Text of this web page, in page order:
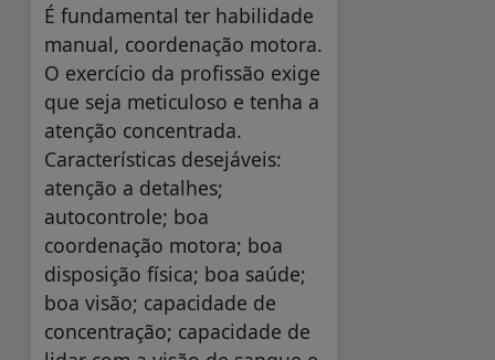
É fundamental ter habilidade
manual, coordenação motora.
O exercício da profissão exige
que seja meticuloso e tenha a
atenção concentrada.
Características desejáveis:
atenção a detalhes;
autocontrole; boa
coordenação motora; boa
disposição física; boa saúde;
boa visão; capacidade de
concentração; capacidade de